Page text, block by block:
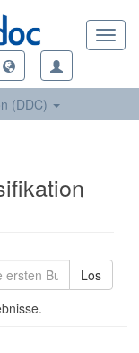
(DDC)
Los